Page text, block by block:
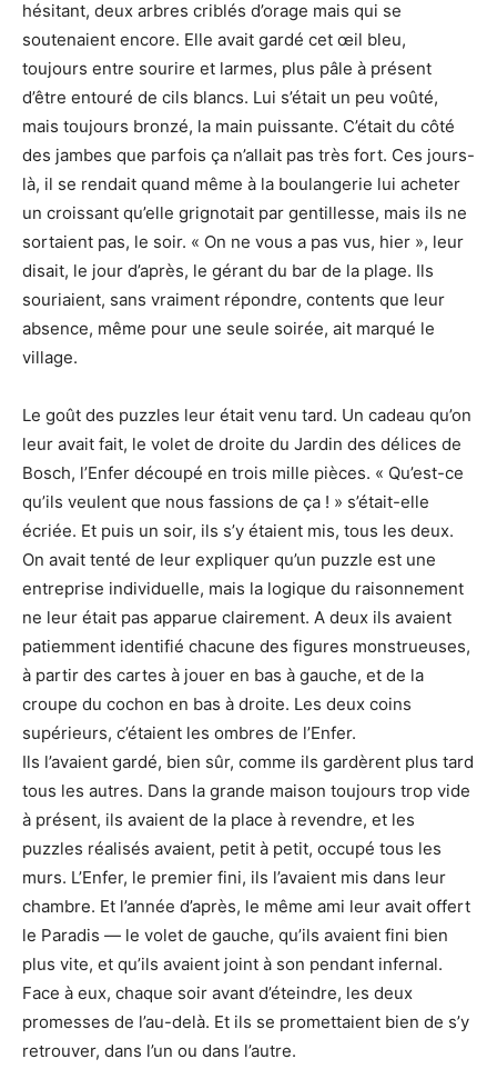
hésitant, deux arbres criblés d’orage mais qui se
soutenaient encore. Elle avait gardé cet œil bleu,
toujours entre sourire et larmes, plus pâle à présent
d’être entouré de cils blancs. Lui s’était un peu voûté,
mais toujours bronzé, la main puissante. C’était du côté
des jambes que parfois ça n’allait pas très fort. Ces jours-
là, il se rendait quand même à la boulangerie lui acheter
un croissant qu’elle grignotait par gentillesse, mais ils ne
sortaient pas, le soir. « On ne vous a pas vus, hier », leur
disait, le jour d’après, le gérant du bar de la plage. Ils
souriaient, sans vraiment répondre, contents que leur
absence, même pour une seule soirée, ait marqué le
village.
Le goût des puzzles leur était venu tard. Un cadeau qu’on
leur avait fait, le volet de droite du Jardin des délices de
Bosch, l’Enfer découpé en trois mille pièces. « Qu’est-ce
qu’ils veulent que nous fassions de ça ! » s’était-elle
écriée. Et puis un soir, ils s’y étaient mis, tous les deux.
On avait tenté de leur expliquer qu’un puzzle est une
entreprise individuelle, mais la logique du raisonnement
ne leur était pas apparue clairement. A deux ils avaient
patiemment identifié chacune des figures monstrueuses,
à partir des cartes à jouer en bas à gauche, et de la
croupe du cochon en bas à droite. Les deux coins
supérieurs, c’étaient les ombres de l’Enfer.
Ils l’avaient gardé, bien sûr, comme ils gardèrent plus tard
tous les autres. Dans la grande maison toujours trop vide
à présent, ils avaient de la place à revendre, et les
puzzles réalisés avaient, petit à petit, occupé tous les
murs. L’Enfer, le premier fini, ils l’avaient mis dans leur
chambre. Et l’année d’après, le même ami leur avait offert
le Paradis — le volet de gauche, qu’ils avaient fini bien
plus vite, et qu’ils avaient joint à son pendant infernal.
Face à eux, chaque soir avant d’éteindre, les deux
promesses de l’au-delà. Et ils se promettaient bien de s’y
retrouver, dans l’un ou dans l’autre.